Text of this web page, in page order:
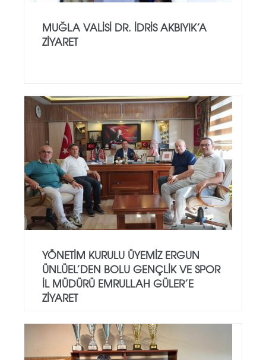
MUĞLA VALISI DR. İDRIS AKBIYIK’A
ZIYARET
YÖNETIM KURULU ÜYEMIZ ERGUN
ÜNLÜEL’DEN BOLU GENÇLIK VE SPOR
İL MÜDÜRÜ EMRULLAH GÜLER’E
ZIYARET